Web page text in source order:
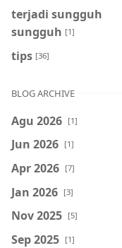
terjadi sungguh
sungguh [1]
tips [36]
BLOG ARCHIVE
Agu 2026 [1]
Jun 2026 [1]
Apr 2026 [7]
Jan 2026 [3]
Nov 2025 [5]
Sep 2025 [1]